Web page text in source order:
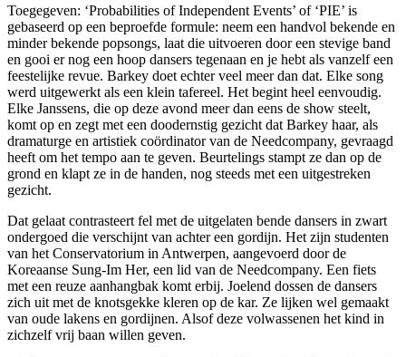
Toegegeven: ‘Probabilities of Independent Events’ of ‘PIE’ is
gebaseerd op een beproefde formule: neem een handvol bekende en
minder bekende popsongs, laat die uitvoeren door een stevige band
en gooi er nog een hoop dansers tegenaan en je hebt als vanzelf een
feestelijke revue. Barkey doet echter veel meer dan dat. Elke song
werd uitgewerkt als een klein tafereel. Het begint heel eenvoudig.
Elke Janssens, die op deze avond meer dan eens de show steelt,
komt op en zegt met een doodernstig gezicht dat Barkey haar, als
dramaturge en artistiek coördinator van de Needcompany, gevraagd
heeft om het tempo aan te geven. Beurtelings stampt ze dan op de
grond en klapt ze in de handen, nog steeds met een uitgestreken
gezicht.
Dat gelaat contrasteert fel met de uitgelaten bende dansers in zwart
ondergoed die verschijnt van achter een gordijn. Het zijn studenten
van het Conservatorium in Antwerpen, aangevoerd door de
Koreaanse Sung-Im Her, een lid van de Needcompany. Een fiets
met een reuze aanhangbak komt erbij. Joelend dossen de dansers
zich uit met de knotsgekke kleren op de kar. Ze lijken wel gemaakt
van oude lakens en gordijnen. Alsof deze volwassenen het kind in
zichzelf vrij baan willen geven.